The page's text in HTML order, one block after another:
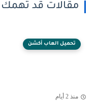
مقالات قد تهمك
تحميل العاب أكشن
منذ 2 أيام